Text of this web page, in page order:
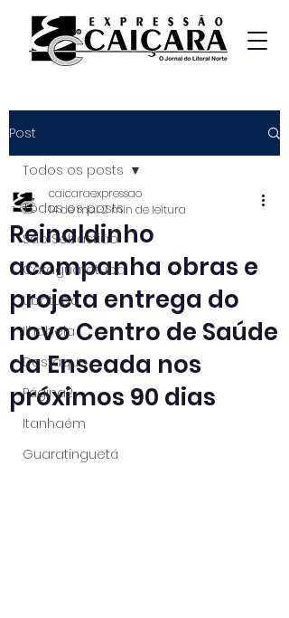
Post
Todos os posts
São Sebastião
Caraguatatuba
Ubatuba
Ilhabela
Destaque
Página2
Itanhaém
Guaratinguetá
Todos os posts
Reinaldinho
acompanha obras e
projeta entrega do
novo Centro de Saúde
da Enseada nos
próximos 90 dias
caicaraexpressao
14 de mai.2 min de leitura